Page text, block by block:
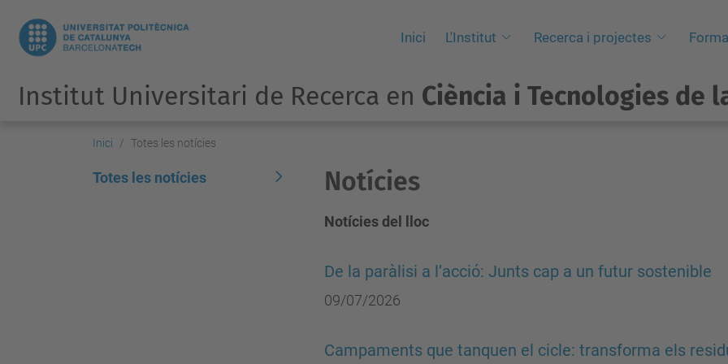
Inici L'Institut Recerca i projectes
Institut Universitari de Recerca en Ciència i Tecnologies de
Inici Totes les notícies
Notícies
Notícies del lloc
De la paràlisi a l’acció: Junts cap a un futur sostenible
09/07/2026
Campaments que tanquen el cicle: transforma els
Totes les notícies